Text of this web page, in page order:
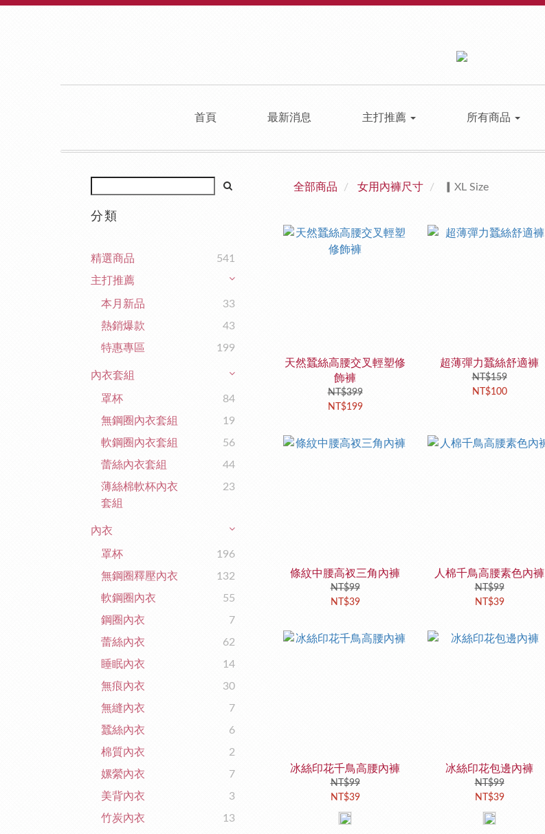
首頁 最新消息 主打推薦 所有商品
分類
精選商品
541
主打推薦
本月新品
33
熱銷爆款
43
特惠專區
199
內衣套組
罩杯
84
無鋼圈內衣套組
19
軟鋼圈內衣套組
56
蕾絲內衣套組
44
薄絲棉軟杯內衣
套組
23
內衣
罩杯
196
無鋼圈釋壓內衣
132
軟鋼圈內衣
55
鋼圈內衣
7
蕾絲內衣
62
睡眠內衣
14
無痕內衣
30
無縫內衣
7
蠶絲內衣
6
棉質內衣
2
嫘縈內衣
7
美背內衣
3
竹炭內衣
13
全部商品 女用內褲尺寸 ▎XL Size
天然蠶絲高腰交叉輕塑修
飾褲
NT$399
NT$199
超薄彈力蠶絲舒適褲
NT$159
NT$100
條紋中腰高衩三角內褲
NT$99
NT$39
人棉千鳥高腰素色內褲
NT$99
NT$39
冰絲印花千鳥高腰內褲
NT$99
NT$39
冰絲印花包邊內褲
NT$99
NT$39